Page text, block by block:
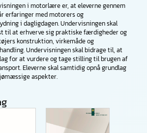
i motorlære er, at eleverne gennem
erfaringer med motorers og
i dagligdagen. Undervisningen skal
til at erhverve sig praktiske færdigheder og
konstruktion, virkemåde og
Undervisningen skal bidrage til, at
for at vurdere og tage stilling til brugen af
Eleverne skal samtidig opnå grundlag
aspekter.